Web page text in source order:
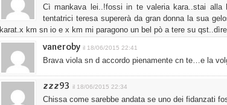
Cì mankava lei..!fossi in te valeria kara..stai
tentatrici teresa supererà da gran donna la sua
karat.x km sn io e x km mi paragono un bel pò a tere su
vaneroby il 18/06/2015 22:41
Brava viola sn d accordo pienamente cn te…e la
zzz93 il 18/06/2015 22:34
Chissa come sarebbe andata se uno dei fidanzati